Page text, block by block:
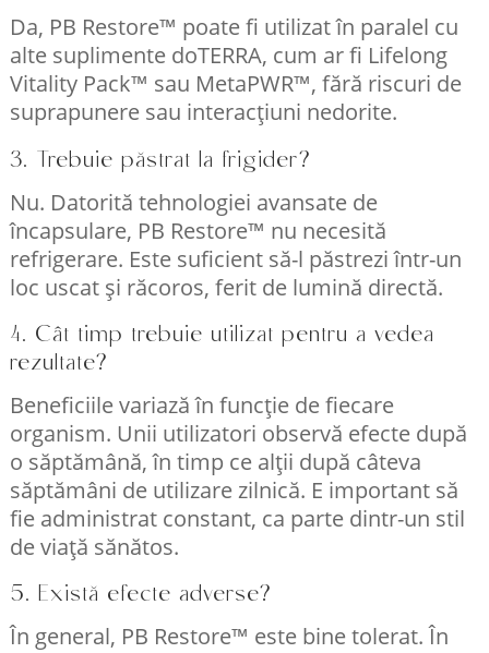
Da, PB Restore™ poate fi utilizat în paralel cu
alte suplimente doTERRA, cum ar fi Lifelong
Vitality Pack™ sau MetaPWR™, fără riscuri de
suprapunere sau interacțiuni nedorite.
3. Trebuie păstrat la frigider?
Nu. Datorită tehnologiei avansate de
încapsulare, PB Restore™ nu necesită
refrigerare. Este suficient să-l păstrezi într-un
loc uscat și răcoros, ferit de lumină directă.
4. Cât timp trebuie utilizat pentru a vedea
rezultate?
Beneficiile variază în funcție de fiecare
organism. Unii utilizatori observă efecte după
o săptămână, în timp ce alții după câteva
săptămâni de utilizare zilnică. E important să
fie administrat constant, ca parte dintr-un stil
de viață sănătos.
5. Există efecte adverse?
În general, PB Restore™ este bine tolerat. În